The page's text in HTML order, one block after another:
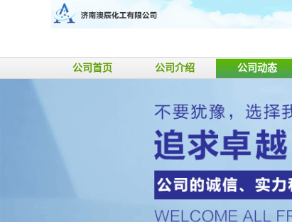
公司首页 公司介绍 公司动态